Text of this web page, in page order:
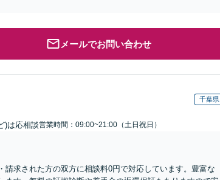
メールでお問い合わせ
千葉県
)は応相談営業時間：09:00~21:00（土日祝日）
請求された方の双方に相談料0円で対応しています。豊富な